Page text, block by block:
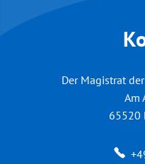
Der Magistrat
Am
65520